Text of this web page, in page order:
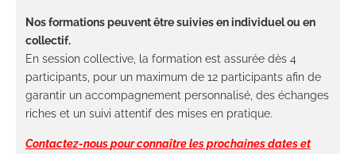
Nos formations peuvent être suivies en individuel ou en
collectif.
En session collective, la formation est assurée dès 4
participants, pour un maximum de 12 participants afin de
garantir un accompagnement personnalisé, des échanges
riches et un suivi attentif des mises en pratique.
Contactez-nouspour connaître les prochaines dates et